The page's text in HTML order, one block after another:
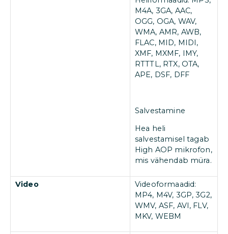
M4A, 3GA, AAC,
OGG, OGA, WAV,
WMA, AMR, AWB,
FLAC, MID, MIDI,
XMF, MXMF, IMY,
RTTTL, RTX, OTA,
APE, DSF, DFF
Salvestamine
Hea heli
salvestamisel tagab
High AOP mikrofon,
mis vähendab müra.
Video
Videoformaadid:
MP4, M4V, 3GP, 3G2,
WMV, ASF, AVI, FLV,
MKV, WEBM